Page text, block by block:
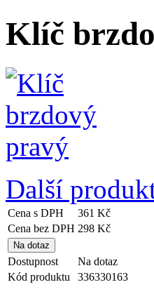
Klíč
Další
Cena s DPH
361 Kč
Cena bez DPH 298 Kč
Dostupnost
Na dotaz
Kód produktu
336330163